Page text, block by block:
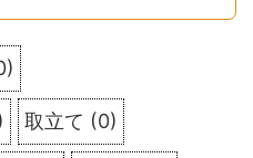
)
取立て (0)